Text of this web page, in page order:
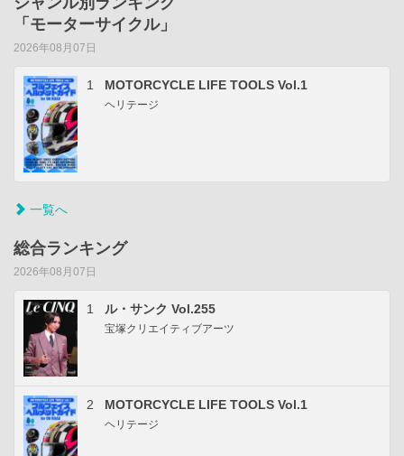
「モーターサイクル」
2026年08月07日
1 MOTORCYCLE LIFE TOOLS Vol.1
ヘリテージ
一覧へ
総合ランキング
2026年08月07日
1 ル・サンク Vol.255
宝塚クリエイティブアーツ
2 MOTORCYCLE LIFE TOOLS Vol.1
ヘリテージ